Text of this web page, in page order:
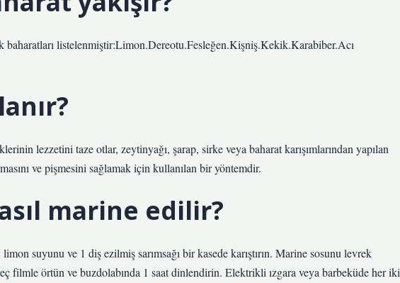
baharatları listelenmiştir:Limon.Dereotu.Fesleğen.Kişniş.Kekik.Karabiber.Acı
lezzetini taze otlar, zeytinyağı, şarap, sirke veya baharat karışımlarından yapılan
ve pişmesini sağlamak için kullanılan bir yöntemdir.
marine edilir?
suyunu ve 1 diş ezilmiş sarımsağı bir kasede karıştırın. Marine sosunu levrek
filmle örtün ve buzdolabında 1 saat dinlendirin. Elektrikli ızgara veya barbeküde her iki